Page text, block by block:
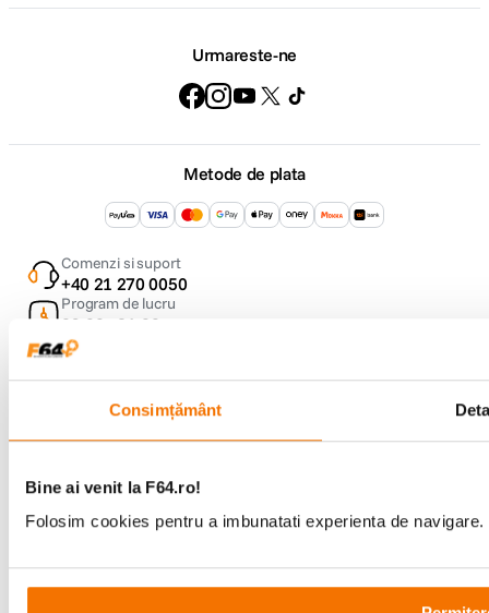
Consimțământ
Bine ai venit la F64.ro!
Folosim cookies pentru a imbunatati experienta de
Urmareste-ne
Metode de plata
Comenzi si suport
+40 21 270 0050
Program de lucru
09:00 - 21:00
Showroom
Bd-ul Unirii 64, Bucuresti
Copyright © F64 2001 - 2026
Parteneri tehnologie: